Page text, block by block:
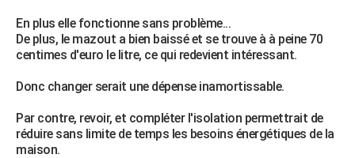
En plus elle fonctionne sans problème...
De plus, le mazout a bien baissé et se trouve à à peine 70
centimes d'euro le litre, ce qui redevient intéressant.
Donc changer serait une dépense inamortissable.
Par contre, revoir, et compléter l'isolation permettrait de
réduire sans limite de temps les besoins énergétiques de la
maison.